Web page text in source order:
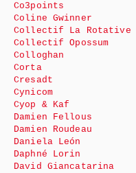
Co3points
Coline Gwinner
Collectif La Rotative
Collectif Opossum
Colloghan
Corta
Cresadt
Cynicom
Cyop & Kaf
Damien Fellous
Damien Roudeau
Daniela León
Daphné Lorin
David Giancatarina